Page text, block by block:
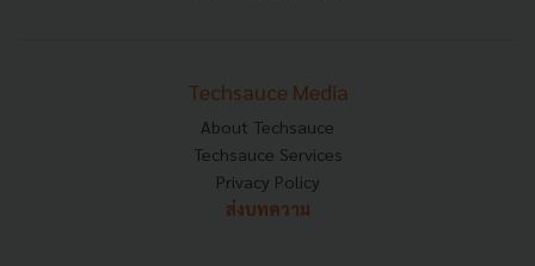
Techsauce Media
About Techsauce
Techsauce Services
Privacy Policy
ส่งบทความ